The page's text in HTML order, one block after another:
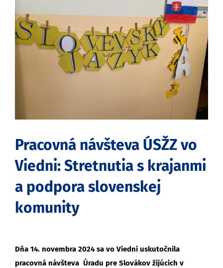
Pracovná návšteva ÚSŽZ vo
Viedni: Stretnutia s krajanmi
a podpora slovenskej
komunity
Dňa 14. novembra 2024 sa vo Viedni uskutočnila
pracovná návšteva Úradu pre Slovákov žijúcich v